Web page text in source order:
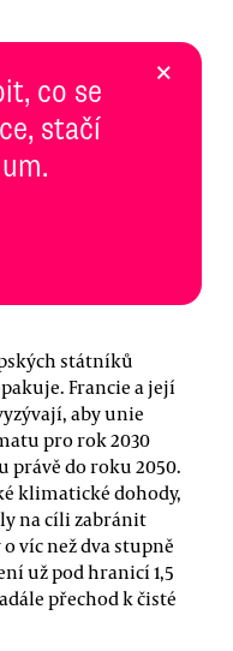
co se
stačí
×
státníků
Francie a její
aby unie
pro rok 2030
právě do roku 2050.
klimatické dohody,
na cíli zabránit
víc než dva stupně
už pod hranicí 1,5
přechod k čisté